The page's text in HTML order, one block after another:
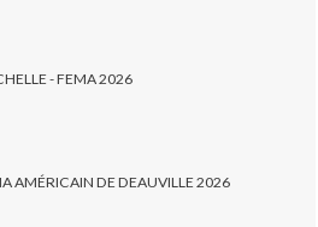
- FEMA 2026
AMÉRICAIN DE DEAUVILLE 2026